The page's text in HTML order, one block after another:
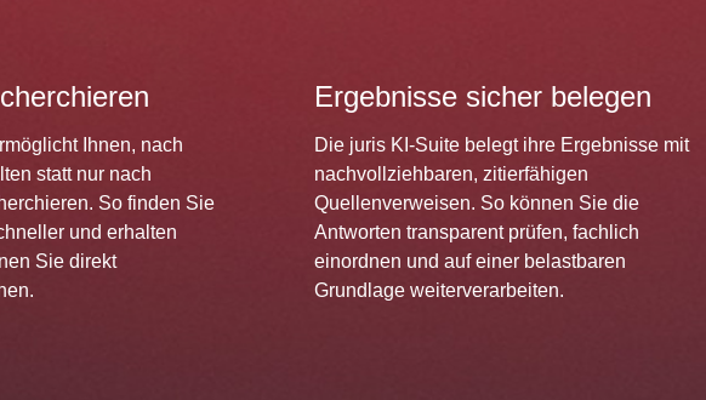
Ihnen, nach
statt nur nach
So finden Sie
und erhalten
Sie direkt
Ergebnisse sicher belegen
Die juris KI-Suite belegt ihre Ergebnisse mit
nachvollziehbaren, zitierfähigen
Quellenverweisen. So können Sie die
Antworten transparent prüfen, fachlich
einordnen und auf einer belastbaren
Grundlage weiterverarbeiten.